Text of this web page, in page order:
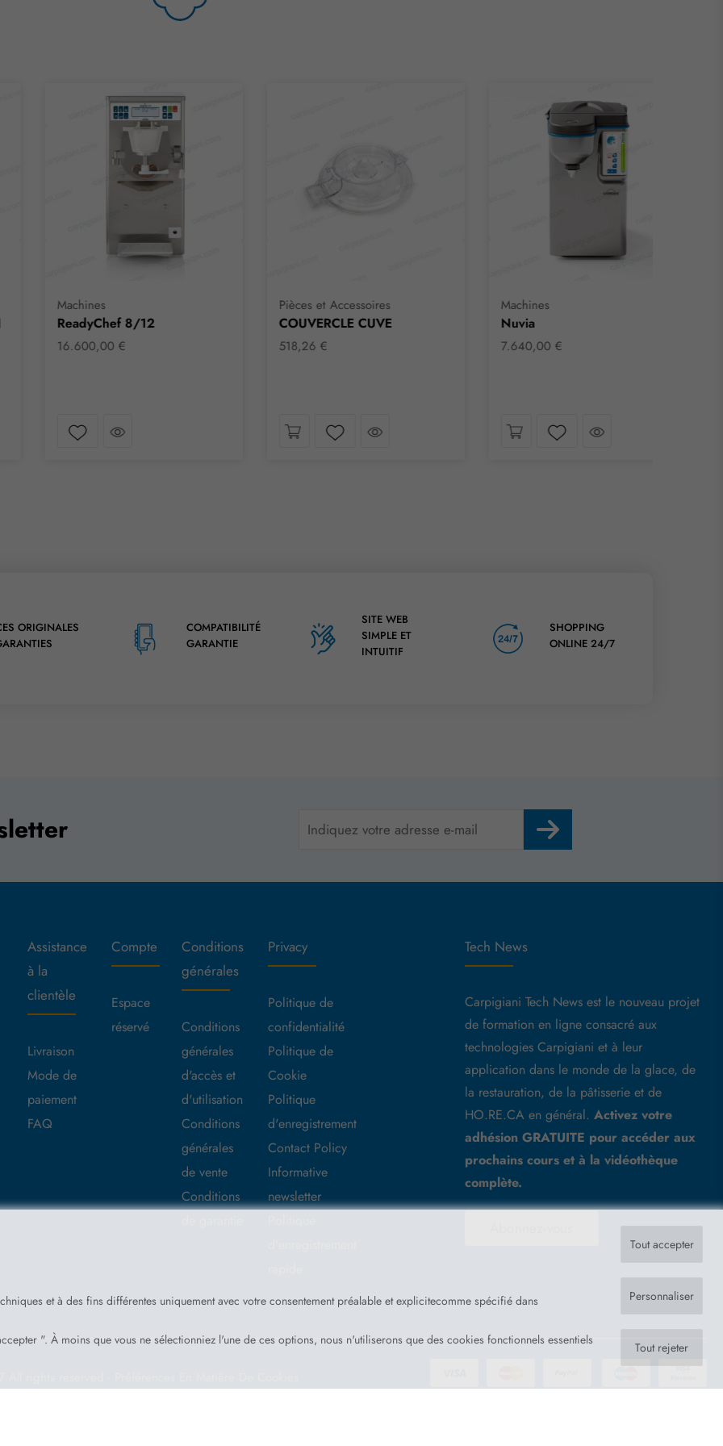
8/12
Jetez un coup d´œil
Pièces et Accessoires
COUVERCLE CUVE
Jetez un coup d´œil Jetez un coup d´œil
ORIGINALES
COMPATIBILITÉ
GARANTIE
SITE WEB
SIMPLE ET
INTUITIF
SHOPPING
ONLINE 24/7
Assistance
à la
clientèle
Livraison
Mode de
paiement
FAQ
Compte
Espace
réservé
Conditions
générales
Conditions
générales
d'accès et
d'utilisation
Conditions
générales
de vente
Conditions
Privacy
Politique de
confidentialité
Politique de
Cookie
Politique
d'enregistrement
Contact Policy
Informative
newsletter
Tech News
Carpigiani Tech News est le nouveau projet
de formation en ligne consacré aux
technologies Carpigiani et à leur
application dans le monde de la glace, de
la restauration, de la pâtisserie et de
HO.RE.CA en général.Activez votre
adhésion GRATUITE pour accéder aux
prochains cours et à la vidéothèque
complète.
et à des fins différentes uniquement avec votre consentement préalable et explicitecomme spécifié dans
". À moins que vous ne sélectionniez l'une de ces options, nous n'utiliserons que des cookies fonctionnels essentiels
Tout accepter
Personnaliser
Tout rejeter